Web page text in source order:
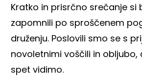
Kratko in prisrčno srečanje si
zapomnili po sproščenem
druženju. Poslovili smo se s
novoletnimi voščili in obljubo,
spet vidimo.